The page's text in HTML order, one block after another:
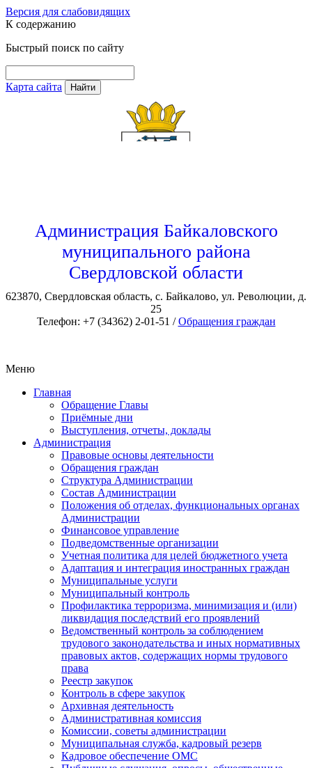
Версия для слабовидящих
К содержанию
Быстрый поиск по сайту
Карта сайта Найти
Администрация Байкаловского
муниципального района
Свердловской области
623870, Свердловская область, с. Байкалово, ул. Революции, д.
25
Телефон: +7 (34362) 2-01-51 /Обращения граждан
Меню
Главная
Обращение Главы
Приёмные дни
Выступления, отчеты, доклады
Администрация
Правовые основы деятельности
Обращения граждан
Структура Администрации
Состав Администрации
Положения об отделах, функциональных органах
Администрации
Финансовое управление
Подведомственные организации
Учетная политика для целей бюджетного учета
Адаптация и интеграция иностранных граждан
Муниципальные услуги
Муниципальный контроль
Профилактика терроризма, минимизация и (или)
ликвидация последствий его проявлений
Ведомственный контроль за соблюдением
трудового законодательства и иных нормативных
правовых актов, содержащих нормы трудового
права
Реестр закупок
Контроль в сфере закупок
Архивная деятельность
Административная комиссия
Комиссии, советы администрации
Муниципальная служба, кадровый резерв
Кадровое обеспечение ОМС